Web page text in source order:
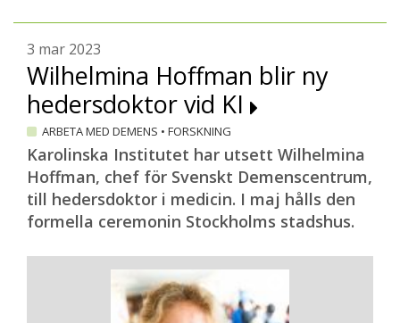
3 mar 2023
Wilhelmina Hoffman blir ny
hedersdoktor vid KI
ARBETA MED DEMENS • FORSKNING
Karolinska Institutet har utsett Wilhelmina
Hoffman, chef för Svenskt Demenscentrum,
till hedersdoktor i medicin. I maj hålls den
formella ceremonin Stockholms stadshus.